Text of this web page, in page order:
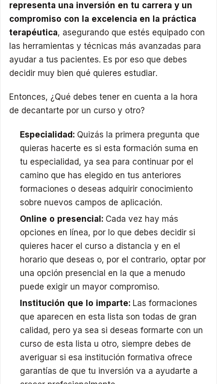
representa una inversión en tu carrera y un
compromiso con la excelencia en la práctica
terapéutica, asegurando que estés equipado con
las herramientas y técnicas más avanzadas para
ayudar a tus pacientes. Es por eso que debes
decidir muy bien qué quieres estudiar.
Entonces, ¿Qué debes tener en cuenta a la hora
de decantarte por un curso y otro?
Especialidad:Quizás la primera pregunta que
quieras hacerte es si esta formación suma en
tu especialidad, ya sea para continuar por el
camino que has elegido en tus anteriores
formaciones o deseas adquirir conocimiento
sobre nuevos campos de aplicación.
Online o presencial:Cada vez hay más
opciones en línea, por lo que debes decidir si
quieres hacer el curso a distancia y en el
horario que deseas o, por el contrario, optar por
una opción presencial en la que a menudo
puede exigir un mayor compromiso.
Institución que lo imparte:Las formaciones
que aparecen en esta lista son todas de gran
calidad, pero ya sea si deseas formarte con un
curso de esta lista u otro, siempre debes de
averiguar si esa institución formativa ofrece
garantías de que tu inversión va a ayudarte a